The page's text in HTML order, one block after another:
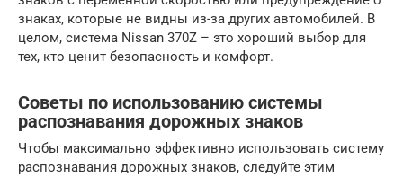
знаках, которые не видны из-за других автомобилей. В
целом, система Nissan 370Z – это хороший выбор для
тех, кто ценит безопасность и комфорт.
Советы по использованию системы
распознавания дорожных знаков
Чтобы максимально эффективно использовать систему
распознавания дорожных знаков, следуйте этим